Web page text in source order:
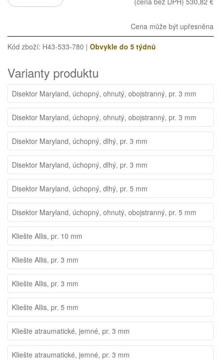
Cena může být upřesněna
Kód zboží: H43-533-780 | Obvykle do 5 týdnů
Varianty produktu
Disektor Maryland, úchopný, ohnutý, obojstranný, pr. 3 mm
Disektor Maryland, úchopný, ohnutý, obojstranný, pr. 3 mm
Disektor Maryland, úchopný, dlhý, pr. 3 mm
Disektor Maryland, úchopný, dlhý, pr. 3 mm
Disektor Maryland, úchopný, dlhý, pr. 5 mm
Disektor Maryland, úchopný, ohnutý, obojstranný, pr. 5 mm
Kliešte Allis, pr. 10 mm
Kliešte Allis, pr. 3 mm
Kliešte Allis, pr. 3 mm
Kliešte Allis, pr. 5 mm
Kliešte atraumatické, jemné, pr. 3 mm
Kliešte atraumatické, jemné, pr. 3 mm